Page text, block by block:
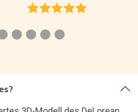
3D-Modell des DeLorean.